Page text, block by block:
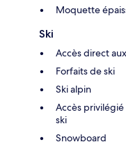
Moquette
Ski
Accès direct
Forfaits de ski
Ski alpin
Accès
ski
Snowboard